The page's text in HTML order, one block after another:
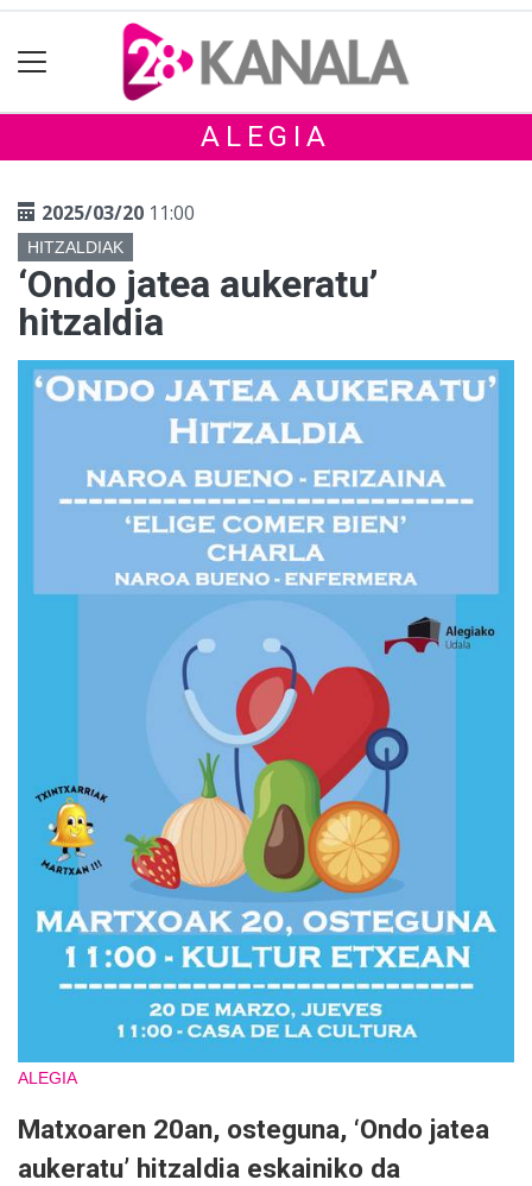
ALEGIA
2025/03/20 11:00
HITZALDIAK
‘Ondo jatea aukeratu’
hitzaldia
ALEGIA
Matxoaren 20an, osteguna, ‘Ondo jatea
aukeratu’ hitzaldia eskainiko da